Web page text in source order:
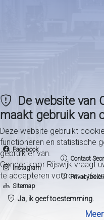
Facebook
Instagram
Sitemap
Contact
De website van
maakt gebruik van
Deze website gebruikt
functioneren en statistische
gebruik er van.
Concertkoor Rijswijk vraagt
te accepteren voordat u
Ja, ik geef toestemming.